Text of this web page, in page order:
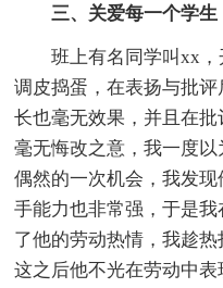
三、关爱每一个学
班上有名同学叫xx
调皮捣蛋，在表扬与批
长也毫无效果，并且在
毫无悔改之意，我一度
偶然的一次机会，我发
手能力也非常强，于是
了他的劳动热情，我趁
这之后他不光在劳动中表